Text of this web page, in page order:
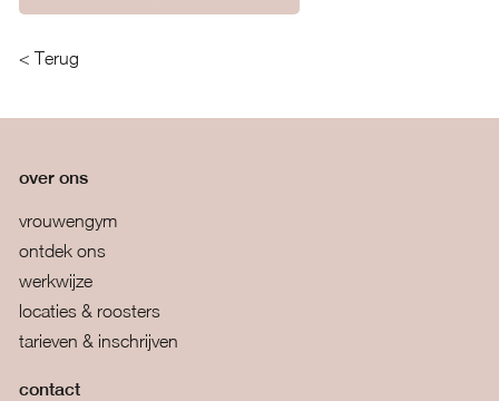
< Terug
over ons
vrouwengym
ontdek ons
werkwijze
locaties & roosters
tarieven & inschrijven
contact